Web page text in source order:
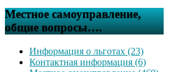
Местное самоуправление,
общие вопросы….
Информация о льготах (23)
Контактная информация (6)